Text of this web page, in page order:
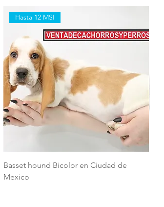
Hasta 12 MSI
Basset hound Bicolor en Ciudad de
Mexico